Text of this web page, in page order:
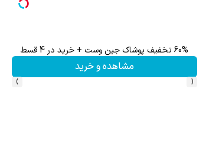
60% تخفیف ویژه جین وست + خرید در4 قسط
مشاهده و خرید
‹
›